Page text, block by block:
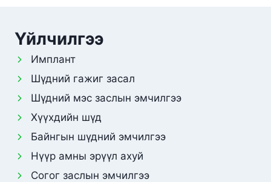
Үйлчилгээ
Имплант
Шүдний гажиг засал
Шүдний мэс заслын эмчилгээ
Хүүхдийн шүд
Байнгын шүдний эмчилгээ
Нүүр амны эрүүл ахуй
Согог заслын эмчилгээ